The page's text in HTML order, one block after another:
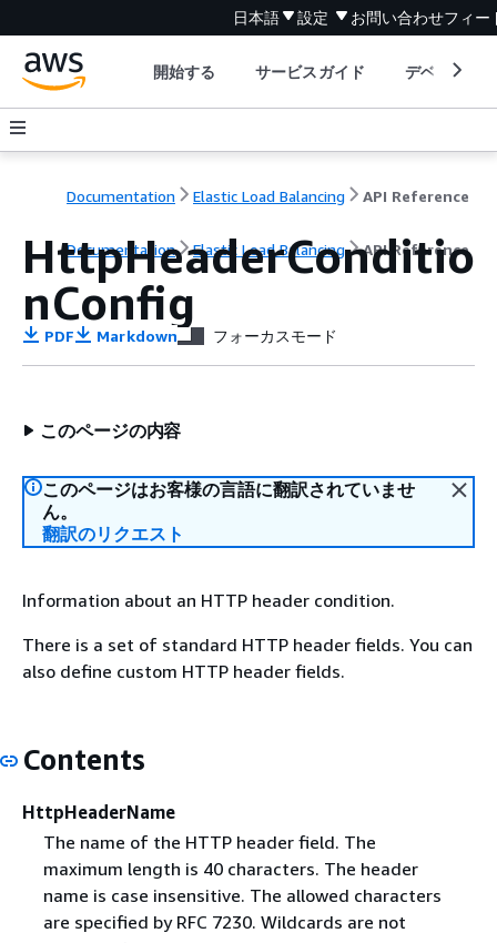
日本語 設定 お問い合わせフィー
開始する サービスガイド デベロッパ
Documentation Elastic Load Balancing API Reference
Documentation Elastic Load Balancing API Reference
HttpHeaderConditio
nConfig
PDF Markdown フォーカスモード
このページの内容
このページはお客様の言語に翻訳されていませ
ん。
翻訳のリクエスト
Information about an HTTP header condition.
There is a set of standard HTTP header fields. You can
also define custom HTTP header fields.
Contents
HttpHeaderName
The name of the HTTP header field. The
maximum length is 40 characters. The header
name is case insensitive. The allowed characters
are specified by RFC 7230. Wildcards are not